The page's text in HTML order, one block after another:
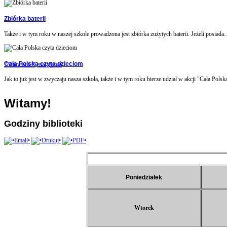
Zbiórka baterii
Także i w tym roku w naszej szkole prowadzona jest zbiórka zużytych baterii. Jeżeli posiada...
Cała Polska czyta dzieciom
Jak to już jest w zwyczaju nasza szkoła, także i w tym roku bierze udział w akcji "Cała Polska
??Previous?? •następna•
Witamy!
Godziny biblioteki
Poniedziałek
Wtorek